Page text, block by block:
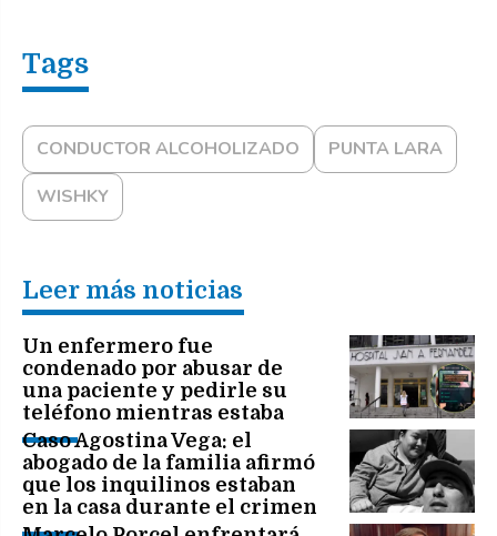
CONDUCTOR ALCOHOLIZADO
PUNTA LARA
WISHKY
Leer más noticias
Un enfermero fue
condenado por abusar de
una paciente y pedirle su
teléfono mientras estaba
internada
Caso Agostina Vega: el
abogado de la familia afirmó
que los inquilinos estaban
en la casa durante el crimen